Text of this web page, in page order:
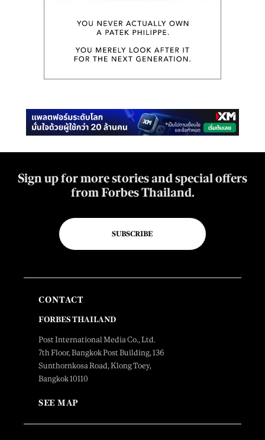
Sign up for more stories and special offers
from Forbes Thailand.
SUBSCRIBE
CONTACT
FORBES THAILAND
Post International Media Co., Ltd.
7th Floor, Bangkok Post Building, 136
Sunthornkosa Road, Klong Toey,
Bangkok 10110
SEE MAP